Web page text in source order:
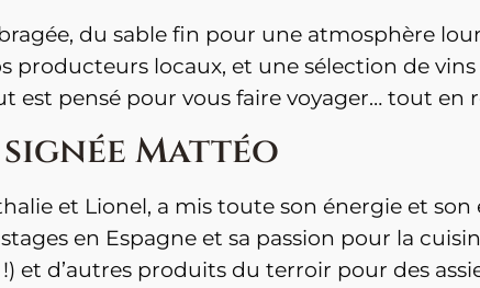
du sable fin pour une atmosphère
producteurs locaux, et une sélection de
est pensé pour vous faire voyager… tout en
Mattéo
et Lionel, a mis toute son énergie et
en Espagne et sa passion pour la
et d’autres produits du terroir pour des